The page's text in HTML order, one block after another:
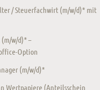
/ Steuerfachwirt (m/w/d)* mit
(m/w/d)* –
Option
(m/w/d)*
Wertpapiere (Anteilsschein